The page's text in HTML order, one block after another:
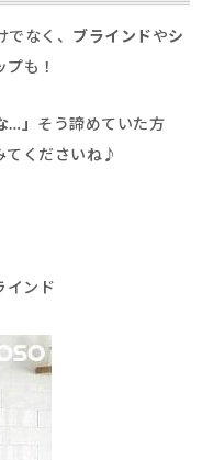
なく、 ブラインド やシ
プも！
…」 そう諦めていた方
てくださいね♪
インド